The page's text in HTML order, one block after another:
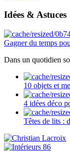
Idées & Astuces
Gagner du temps
Dans un quotidien
10 objets et
4 idées déco
Têtes de lits :